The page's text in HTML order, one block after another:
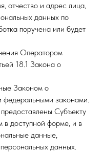
отчество и адрес лица,
данных по
поручена или будет
Оператором
18.1 Закона о
Законом о
федеральными законами.
Субъекту
доступной форме, и в
данные,
данных.